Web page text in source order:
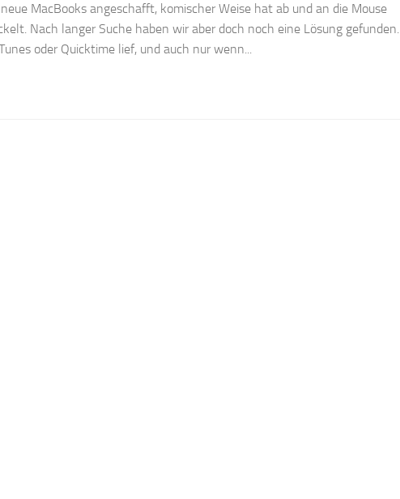
MacBooks angeschafft, komischer Weise hat ab und an die Mouse
Nach langer Suche haben wir aber doch noch eine Lösung gefunden.
oder Quicktime lief, und auch nur wenn...